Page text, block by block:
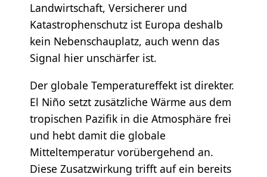
Landwirtschaft, Versicherer und
Katastrophenschutz ist Europa deshalb
kein Nebenschauplatz, auch wenn das
Signal hier unschärfer ist.
Der globale Temperatureffekt ist direkter.
El Niño setzt zusätzliche Wärme aus dem
tropischen Pazifik in die Atmosphäre frei
und hebt damit die globale
Mitteltemperatur vorübergehend an.
Diese Zusatzwirkung trifft auf ein bereits